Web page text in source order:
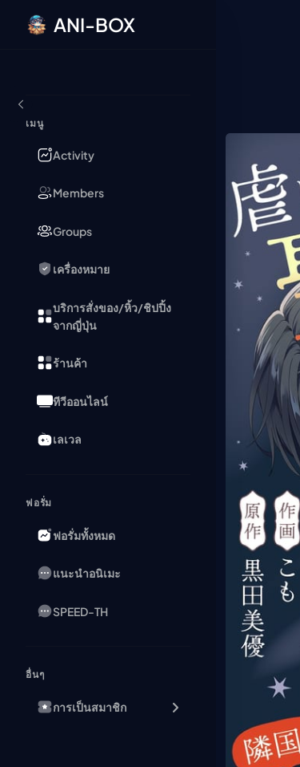
ข้ามไปยังเนื้อหา
ANI-BOX
เมนู
Activity
Members
Groups
เครื่องหมาย
บริการสั่งของ/หิ้ว/ชิปปิ้ง
จากญี่ปุ่น
ร้านค้า
ทีวีออนไลน์
เลเวล
ฟอรั่ม
ฟอรั่มทั้งหมด
แนะนำอนิเมะ
SPEED-TH
อื่นๆ
การเป็นสมาชิก